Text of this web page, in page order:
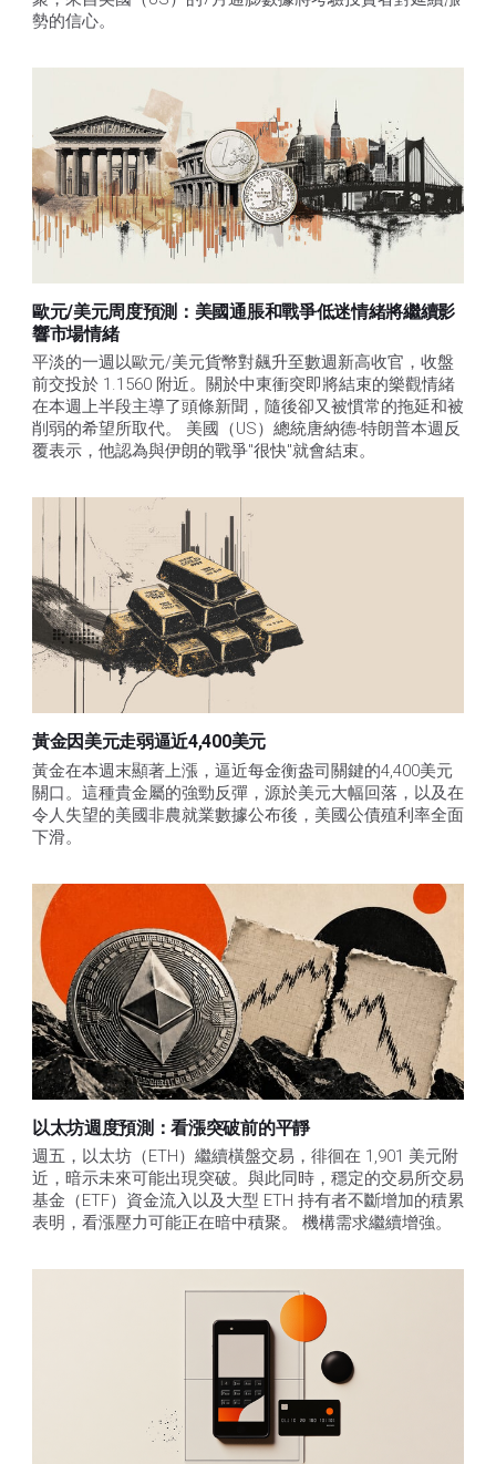
勢的信心。
歐元/美元周度預測：美國通脹和戰爭低迷情緒將繼續影
響市場情緒
平淡的一週以歐元/美元貨幣對飆升至數週新高收官，收盤
前交投於 1.1560 附近。關於中東衝突即將結束的樂觀情緒
在本週上半段主導了頭條新聞，隨後卻又被慣常的拖延和被
削弱的希望所取代。 美國（US）總統唐納德-特朗普本週反
覆表示，他認為與伊朗的戰爭"很快"就會結束。
黃金因美元走弱逼近4,400美元
黃金在本週末顯著上漲，逼近每金衡盎司關鍵的4,400美元
關口。這種貴金屬的強勁反彈，源於美元大幅回落，以及在
令人失望的美國非農就業數據公布後，美國公債殖利率全面
下滑。
以太坊週度預測：看漲突破前的平靜
週五，以太坊（ETH）繼續橫盤交易，徘徊在 1,901 美元附
近，暗示未來可能出現突破。與此同時，穩定的交易所交易
基金（ETF）資金流入以及大型 ETH 持有者不斷增加的積累
表明，看漲壓力可能正在暗中積聚。 機構需求繼續增強。